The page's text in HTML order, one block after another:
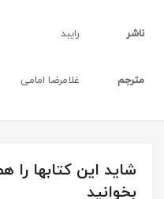
ناشر رایبد
مترجم غلامرضا امامی
شاید این کتابها
بخوانید